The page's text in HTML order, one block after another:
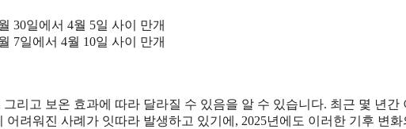
30일에서 4월 5일 사이 만개
7일에서 4월 10일 사이 만개
리고 보온 효과에 따라 달라질 수 있음을 알 수 있습니다. 최근 몇 년간
려워진 사례가 잇따라 발생하고 있기에, 2025년에도 이러한 기후 변화